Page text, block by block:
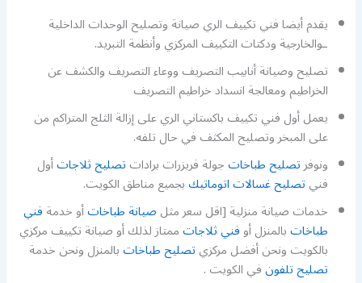
يقدم أيضا فني تكييف الري صيانة وتصليح الوحدات الداخلية
ـوالخارجية ودكتات التكييف المركزي وأنظمة التبريد.
تصليح وصيانة أنابيب التصريف ووعاء التصريف والكشف عن
الخراطيم ومعالجة انسداد خراطيم التصريف
يعمل أول فني تكييف باكستاني الري على إزالة الثلج المتراكم من
على المبخر وتصليح المكثف في حال تلفه.
ونوفرتصليح طباخاتجولة فريزرات براداتتصليح ثلاجاتأول
فنيتصليح غسالات اتوماتيكبجميع مناطق الكويت.
خدمات صيانة منزلية [اقل سعر مثلصيانة طباخاتأو خدمةفني
طباخاتبالمنزل أوفني ثلاجاتممتاز لذلك أو صيانة تكييف مركزي
بالكويت ونحن أفضل مركزيتصليح طباخاتبالمنزل ونحن خدمة
تصليح تلفونفي الكويت .